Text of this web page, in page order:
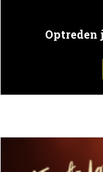
Optreden